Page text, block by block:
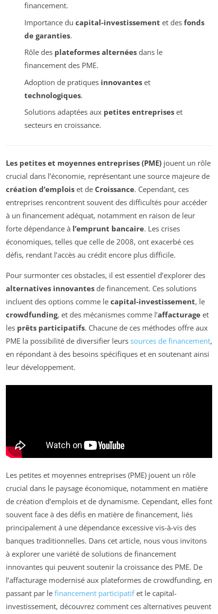
financement.
Importance du capital-investissement et des fonds
de garanties.
Rôle des plateformes alternéesdans le
financement des PME.
Adoption de pratiques innovanteset
technologiques.
Solutions adaptées aux petites entrepriseset
secteurs en croissance.
Les petites et moyennes entreprises (PME) jouent un rôle
crucial dans l’économie, représentant une source majeure de
création d’emplois et de Croissance. Cependant, ces
entreprises rencontrent souvent des difficultés pour accéder
à un financement adéquat, notamment en raison de leur
forte dépendance à l’emprunt bancaire. Les crises
économiques, telles que celle de 2008, ont exacerbé ces
défis, rendant l’accès au crédit encore plus difficile.
Pour surmonter ces obstacles, il est essentiel d’explorer des
alternatives innovantes de financement. Ces solutions
incluent des options comme le capital-investissement, le
crowdfunding, et des mécanismes comme l’affacturage et
les prêts participatifs. Chacune de ces méthodes offre aux
PME la possibilité de diversifier leurs sources de financement,
en répondant à des besoins spécifiques et en soutenant ainsi
leur développement.
Les petites et moyennes entreprises (PME) jouent un rôle
crucial dans le paysage économique, notamment en matière
de création d’emplois et de dynamisme. Cependant, elles font
souvent face à des défis en matière de financement, liés
principalement à une dépendance excessive vis-à-vis des
banques traditionnelles. Dans cet article, nous vous invitons
à explorer une variété de solutions de financement
innovantes qui peuvent soutenir la croissance des PME. De
l’affacturage modernisé aux plateformes de crowdfunding, en
passant par le financement participatifet le capital-
investissement, découvrez comment ces alternatives peuvent